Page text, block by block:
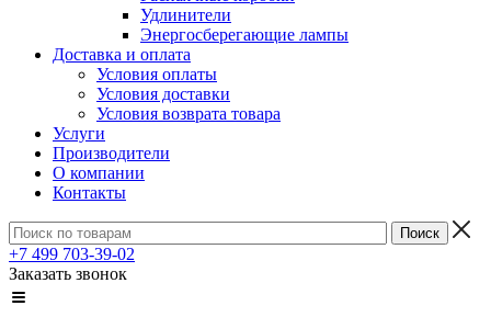
Удлинители
Энергосберегающие лампы
Доставка и оплата
Условия оплаты
Условия доставки
Условия возврата товара
Услуги
Производители
О компании
Контакты
+7 499 703-39-02
Заказать звонок